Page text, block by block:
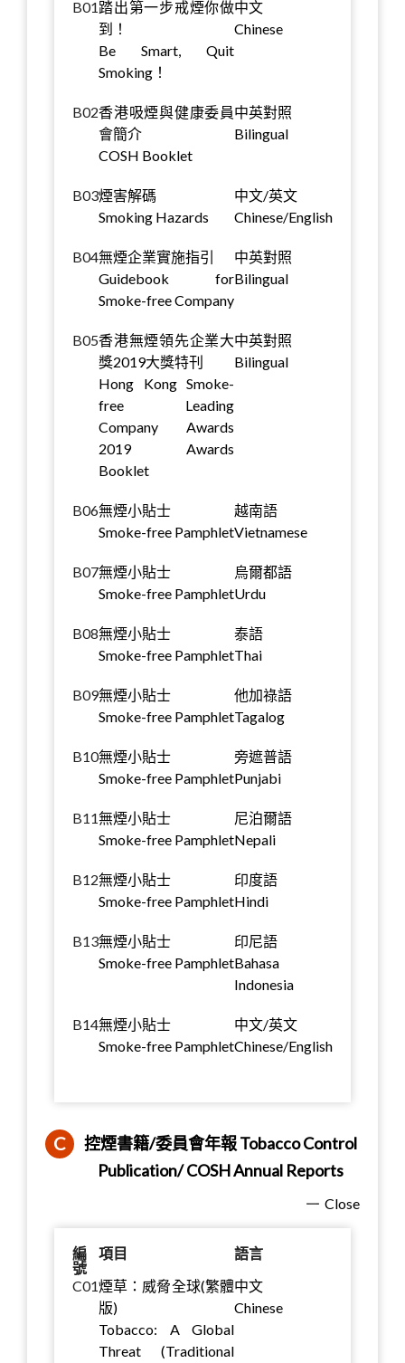
B01踏出第一步戒煙你做
到！
Be Smart, Quit
Smoking！
中文
Chinese
B02香港吸煙與健康委員
會簡介
COSH Booklet
中英對照
Bilingual
B03煙害解碼
Smoking Hazards
中文/英文
Chinese/English
B04無煙企業實施指引
Guidebook for
Smoke-free Company
中英對照
Bilingual
B05香港無煙領先企業大
獎2019大獎特刊
Hong Kong Smoke-
free Leading
Company Awards
2019 Awards
Booklet
中英對照
Bilingual
B06無煙小貼士
Smoke-free Pamphlet
越南語
Vietnamese
B07無煙小貼士
Smoke-free Pamphlet
烏爾都語
Urdu
B08無煙小貼士
Smoke-free Pamphlet
泰語
Thai
B09無煙小貼士
Smoke-free Pamphlet
他加祿語
Tagalog
B10無煙小貼士
Smoke-free Pamphlet
旁遮普語
Punjabi
B11無煙小貼士
Smoke-free Pamphlet
尼泊爾語
Nepali
B12無煙小貼士
Smoke-free Pamphlet
印度語
Hindi
B13無煙小貼士
Smoke-free Pamphlet
印尼語
Bahasa
Indonesia
B14無煙小貼士
Smoke-free Pamphlet
中文/英文
Chinese/English
C
控煙書籍/委員會年報 Tobacco Control
Publication/ COSH Annual Reports
Close
編
號
項目
語言
C01煙草：威脅全球(繁體
版)
Tobacco: A Global
Threat (Traditional
中文
Chinese